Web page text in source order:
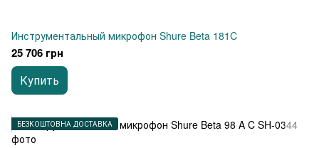
Инструментальный микрофон Shure Beta 181C
25 706 грн
Купить
БЕЗКОШТОВНА ДОСТАВКА